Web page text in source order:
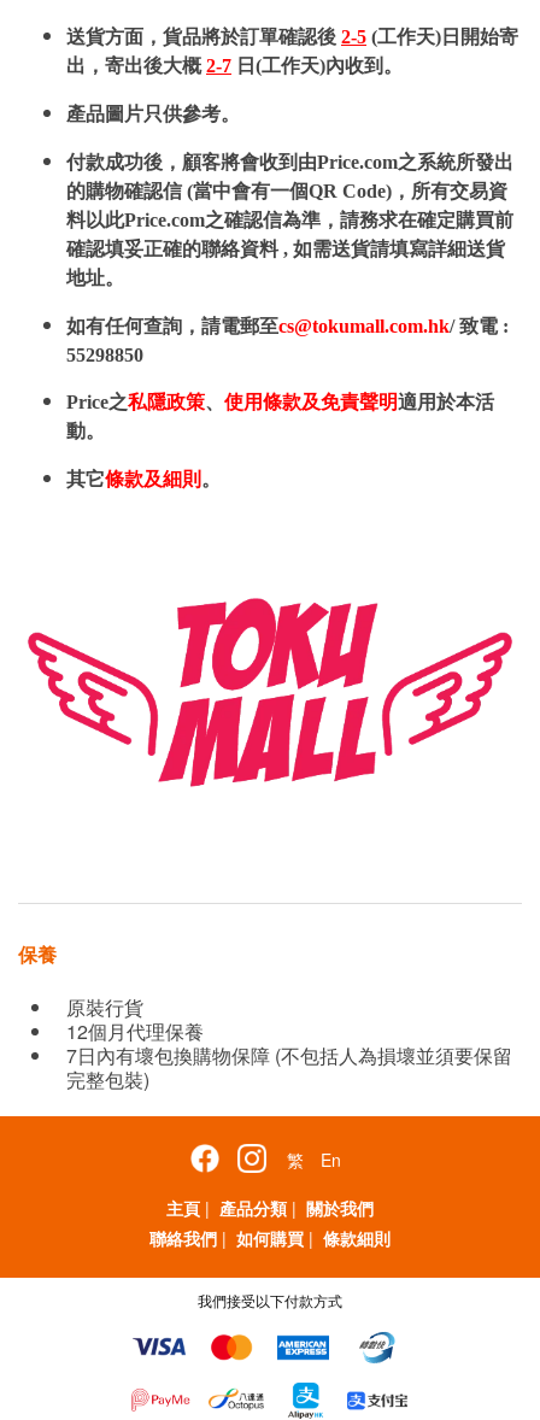
送貨方面，貨品將於訂單確認後 2-5 (工作天)日開始寄
出，寄出後大概2-7 日(工作天)內收到。
產品圖片只供參考。
付款成功後，顧客將會收到由Price.com之系統所發出
的購物確認信 (當中會有一個QR Code)，所有交易資
料以此Price.com之確認信為準，請務求在確定購買前
確認填妥正確的聯絡資料 , 如需送貨請填寫詳細送貨
地址。
如有任何查詢，請電郵至cs@tokumall.com.hk/ 致電 :
55298850
Price之私隱政策、 使用條款及免責聲明適用於本活
動。
其它條款及細則 。
保養
原裝行貨
12個月代理保養
7日內有壞包換購物保障 (不包括人為損壞並須要保留
完整包裝)
繁
En
主頁 | 產品分類 | 關於我們
聯絡我們 | 如何購買 | 條款細則
我們接受以下付款方式